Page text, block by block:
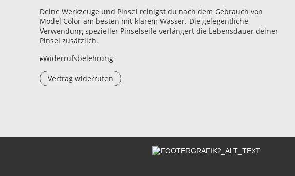
Deine Werkzeuge und Pinsel reinigst du nach dem Gebrauch von
Model Color am besten mit klarem Wasser. Die gelegentliche
Verwendung spezieller Pinselseife verlängert die Lebensdauer deiner
Pinsel zusätzlich.
▸Widerrufsbelehrung
Vertrag widerrufen